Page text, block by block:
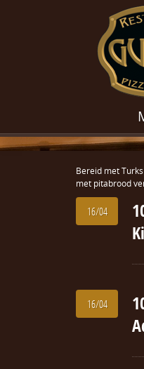
Bereid met
met pitabrood
16/04
16/04